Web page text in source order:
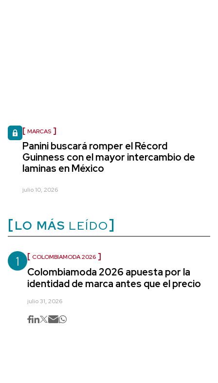
MARCAS
Panini buscará romper el Récord
Guinness con el mayor intercambio de
laminas en México
julio 10, 2026
LO MÁS LEÍDO
1 COLOMBIAMODA 2026
Colombiamoda 2026 apuesta por la
identidad de marca antes que el precio
julio 31, 2026